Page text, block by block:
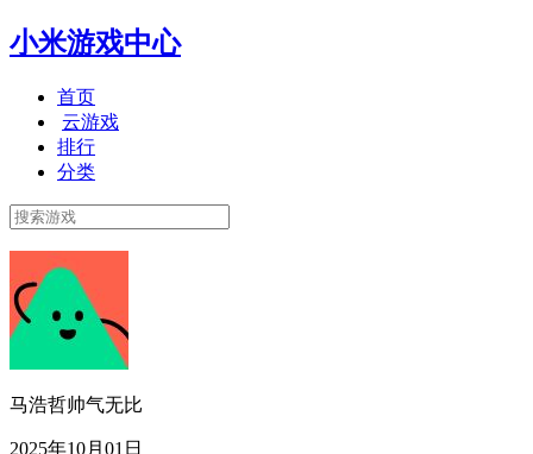
小米游戏中心
首页
云游戏
排行
分类
马浩哲帅气无比
2025年10月01日